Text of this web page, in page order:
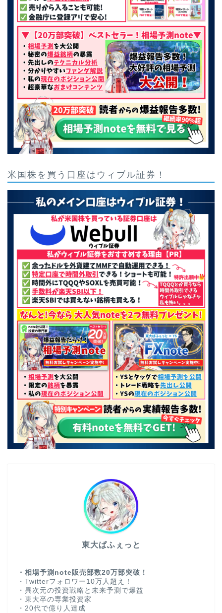
米国株を買う口座はウィブル証券！
東大ぱふぇっと
・相場予測note販売部数20万部突破！
・Twitterフォロワー10万人超え！
・異次元の投資戦略と未来予測で爆益
・東大卒の専業投資家
・20代で億り人達成